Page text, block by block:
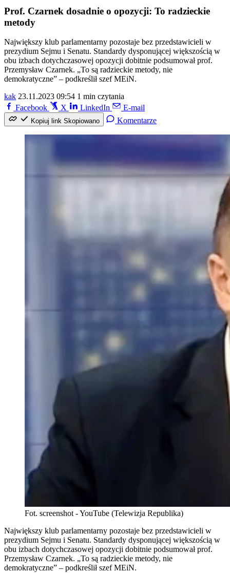
Prof. Czarnek dosadnie o opozycji: To radzieckie
metody
Największy klub parlamentarny pozostaje bez przedstawicieli w
prezydium Sejmu i Senatu. Standardy dysponującej większością w
obu izbach dotychczasowej opozycji dobitnie podsumował prof.
Przemysław Czarnek. „To są radzieckie metody, nie
demokratyczne” – podkreślił szef MEiN.
kak 23.11.2023 09:54 1 min czytania
Facebook
X LinkedIn E-mail
Kopiuj link Skopiowano Komentarze
Fot. screenshot - YouTube (Telewizja Republika)
Największy klub parlamentarny pozostaje bez przedstawicieli w
prezydium Sejmu i Senatu. Standardy dysponującej większością w
obu izbach dotychczasowej opozycji dobitnie podsumował prof.
Przemysław Czarnek. „To są radzieckie metody, nie
demokratyczne” – podkreślił szef MEiN.